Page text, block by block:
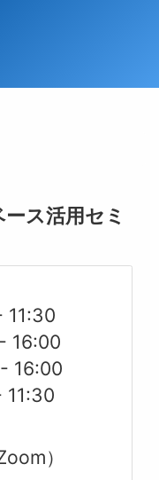
ス活用セミ
11:30
- 16:00
- 16:00
11:30
）